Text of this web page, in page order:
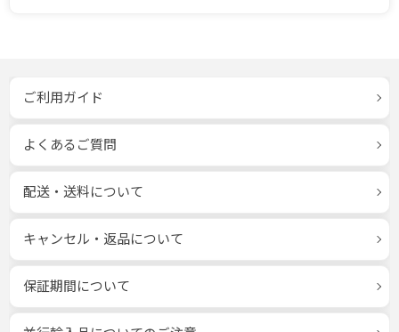
ご利用ガイド
よくあるご質問
配送・送料について
キャンセル・返品について
保証期間について